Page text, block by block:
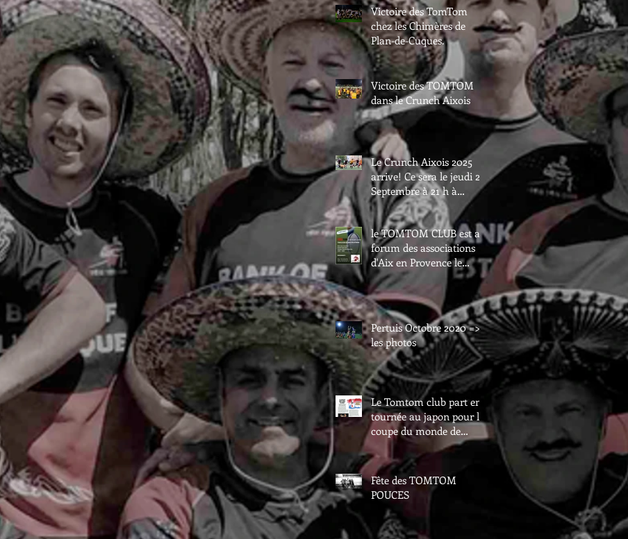
Victoire des TomTom
chez les Chimères de
Plan-de-Cuques.
Victoire des TOMTOM
dans le Crunch Aixois
Le Crunch Aixois 2025
arrive! Ce sera le jeudi 25
Septembre à 21 h à
Maurice David.
le TOMTOM CLUB est au
forum des associations
d'Aix en Provence le
samedi 6 septembre.
Passez nous voir au val
de l'arc.
Pertuis Octobre 2020 =>
les photos
Le Tomtom club part en
tournée au japon pour la
coupe du monde de
rugby
Fête des TOMTOM
POUCES